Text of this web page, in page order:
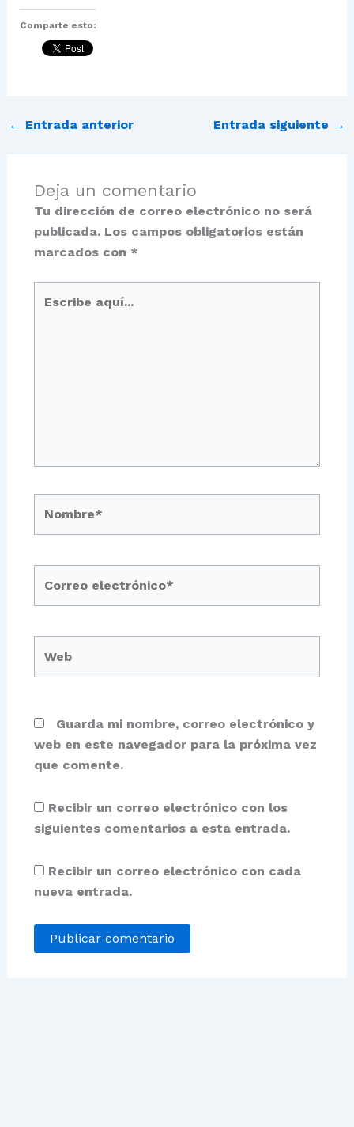
Comparte esto:
← Entrada anterior Entrada siguiente →
Deja un comentario
Tu dirección de correo electrónico no será
publicada. Los campos obligatorios están
marcados con *
aquí...
electrónico*
Guarda mi nombre, correo electrónico y
web en este navegador para la próxima vez
que comente.
Recibir un correo electrónico con los
siguientes comentarios a esta entrada.
Recibir un correo electrónico con cada
nueva entrada.